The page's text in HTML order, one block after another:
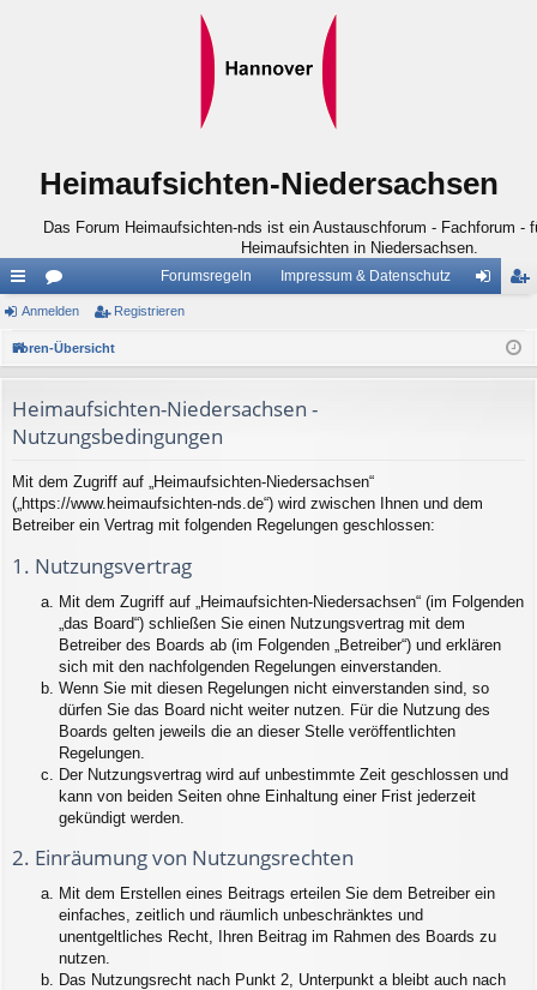
Heimaufsichten-Niedersachsen
Das Forum Heimaufsichten-nds ist ein Austauschforum - Fachforum -
Heimaufsichten in Niedersachsen.
ch
ne
ug
or
en
Forumsregeln Impressum & Datenschutz
ist
Anmelden Registrieren
Foren-Übersicht
Heimaufsichten-Niedersachsen -
Nutzungsbedingungen
Mit dem Zugriff auf „Heimaufsichten-Niedersachsen“
(„https://www.heimaufsichten-nds.de“) wird zwischen Ihnen und dem
Betreiber ein Vertrag mit folgenden Regelungen geschlossen:
1. Nutzungsvertrag
Mit dem Zugriff auf „Heimaufsichten-Niedersachsen“ (im Folgenden
„das Board“) schließen Sie einen Nutzungsvertrag mit dem
Betreiber des Boards ab (im Folgenden „Betreiber“) und erklären
sich mit den nachfolgenden Regelungen einverstanden.
Wenn Sie mit diesen Regelungen nicht einverstanden sind, so
dürfen Sie das Board nicht weiter nutzen. Für die Nutzung des
Boards gelten jeweils die an dieser Stelle veröffentlichten
Regelungen.
Der Nutzungsvertrag wird auf unbestimmte Zeit geschlossen und
kann von beiden Seiten ohne Einhaltung einer Frist jederzeit
gekündigt werden.
2. Einräumung von Nutzungsrechten
Mit dem Erstellen eines Beitrags erteilen Sie dem Betreiber ein
einfaches, zeitlich und räumlich unbeschränktes und
unentgeltliches Recht, Ihren Beitrag im Rahmen des Boards zu
nutzen.
Das Nutzungsrecht nach Punkt 2, Unterpunkt a bleibt auch nach